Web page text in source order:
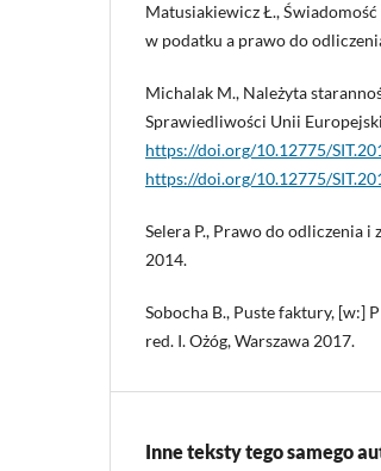
Matusiakiewicz Ł.,
w podatku a prawo do
Michalak M., Należyta
Sprawiedliwości Unii
https://doi.org/10.12775/
https://doi.org/10.12775/
Selera P., Prawo do odliczenia
2014.
Sobocha B., Puste faktury, [w:]
red. I. Ożóg, Warszawa 2017.
Inne teksty tego samego